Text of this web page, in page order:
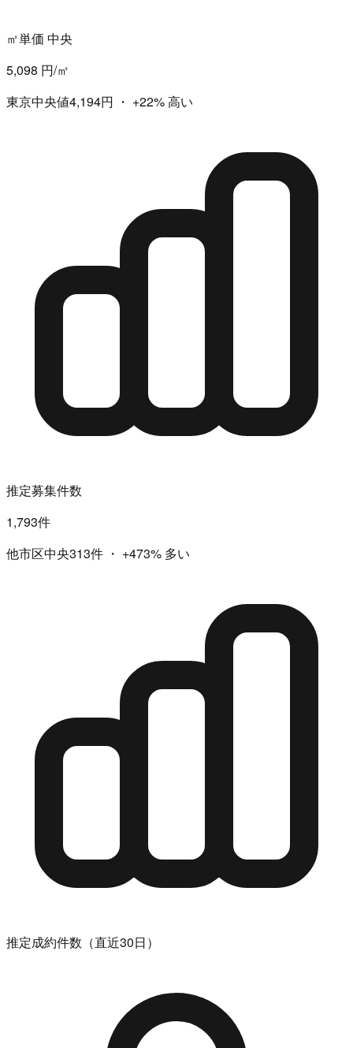
㎡単価 中央
5,098 円/㎡
東京中央値4,194円 ・ +22%高い
推定募集件数
1,793件
他市区中央313件 ・ +473% 多い
推定成約件数（直近30日）